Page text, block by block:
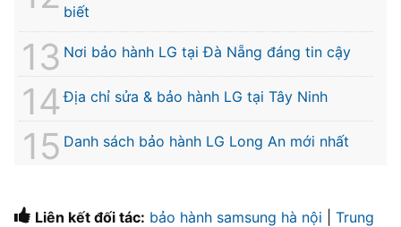
biết
Nơi bảo hành LG tại Đà Nẵng đáng tin cậy
Địa chỉ sửa & bảo hành LG tại Tây Ninh
Danh sách bảo hành LG Long An mới nhất
Liên kết đối tác: bảo hành samsung hà nội
Trung